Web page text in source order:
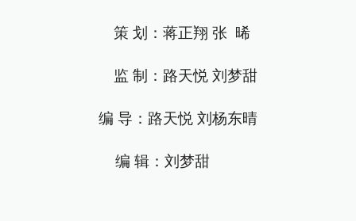
策 划：蒋正翔 张 晞
监 制：路天悦 刘梦甜
编 导：路天悦 刘杨东晴
编 辑：刘梦甜